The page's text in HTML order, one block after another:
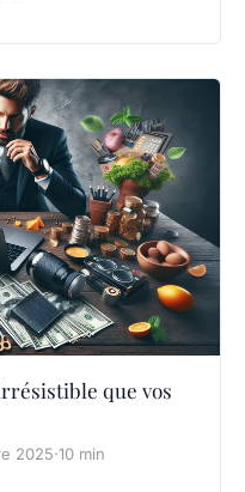
que vos
2025·10 min